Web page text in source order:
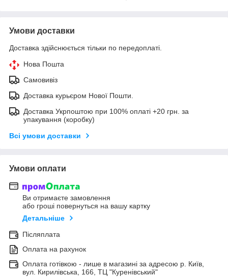
Умови доставки
Доставка здійснюється тільки по передоплаті.
Нова Пошта
Самовивіз
Доставка курьєром Нової Пошти.
Доставка Укрпоштою при 100% оплаті +20 грн. за
упакування (коробку)
Всі умови доставки
Умови оплати
Ви отримаєте замовлення
або гроші повернуться на вашу картку
Детальніше
Післяплата
Оплата на рахунок
Оплата готівкою - лише в магазині за адресою р. Київ,
вул. Кирилівська, 166, ТЦ "Куренівський"